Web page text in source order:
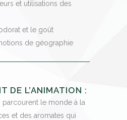
et utilisations des
et le goût
de géographie
DE L’ANIMATION :
parcourent le monde à la
et des aromates qui